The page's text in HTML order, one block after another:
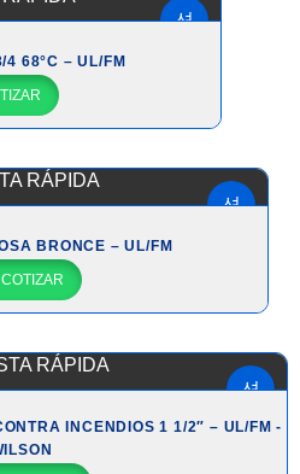
68°C – UL/FM
RÁPIDA
BRONCE – UL/FM
COTIZAR
RÁPIDA
INCENDIOS 1 1/2″ – UL/FM -